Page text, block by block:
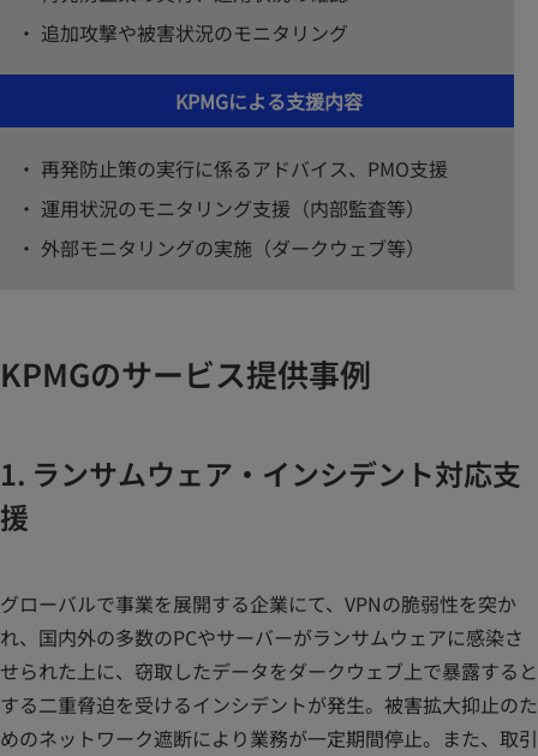
追加攻撃や被害状況のモニタリング
KPMGによる支援内容
再発防止策の実行に係るアドバイス、PMO支援
運用状況のモニタリング支援（内部監査等）
外部モニタリングの実施（ダークウェブ等）
KPMGのサービス提供事例
1. ランサムウェア・インシデント対応支
援
グローバルで事業を展開する企業にて、VPNの脆弱性を突か
れ、国内外の多数のPCやサーバーがランサムウェアに感染さ
せられた上に、窃取したデータをダークウェブ上で暴露すると
する二重脅迫を受けるインシデントが発生。被害拡大抑止のた
めのネットワーク遮断により業務が一定期間停止。また、取引